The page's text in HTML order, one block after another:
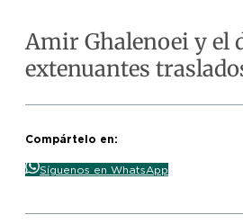
Amir Ghalenoei y el
extenuantes
Compártelo en:
Síguenos en WhatsApp